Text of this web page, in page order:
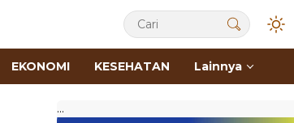
EKONOMI KESEHATAN Lainnya
...